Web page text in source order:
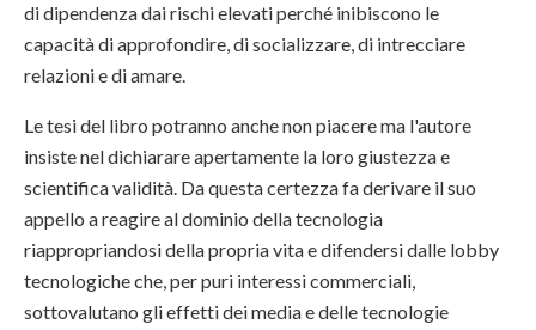
di dipendenza dai rischi elevati perché inibiscono le
capacità di approfondire, di socializzare, di intrecciare
relazioni e di amare.
Le tesi del libro potranno anche non piacere ma l'autore
insiste nel dichiarare apertamente la loro giustezza e
scientifica validità. Da questa certezza fa derivare il suo
appello a reagire al dominio della tecnologia
riappropriandosi della propria vita e difendersi dalle lobby
tecnologiche che, per puri interessi commerciali,
sottovalutano gli effetti dei media e delle tecnologie